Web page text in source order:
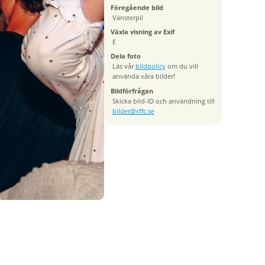
Föregående bild
Vänsterpil
Växla visning av Exif
E
Dela foto
Läs vår bildpolicyom du vill
använda våra bilder!
Bildförfrågan
Skicka bild-ID och användning till
bilder@cffc.se